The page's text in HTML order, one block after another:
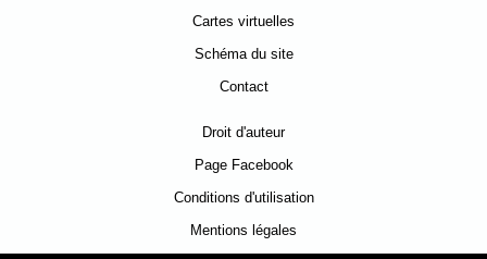
Cartes virtuelles
Schéma du site
Contact
Droit d'auteur
Page Facebook
Conditions d'utilisation
Mentions légales